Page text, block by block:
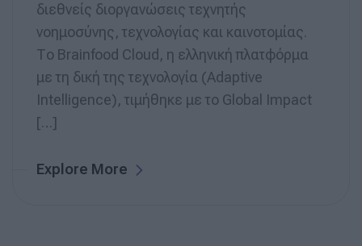
διεθνείς διοργανώσεις τεχνητής
νοημοσύνης, τεχνολογίας και καινοτομίας.
Το Brainfood Cloud, η ελληνική πλατφόρμα
με τη δική της τεχνολογία (Adaptive
Intelligence), τιμήθηκε με το Global Impact
[…]
Explore More